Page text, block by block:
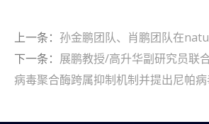
上一条： 孙金鹏团队、肖鹏团队在
下一条： 展鹏教授/高升华副研究员联
病毒聚合酶跨属抑制机制并提出尼帕